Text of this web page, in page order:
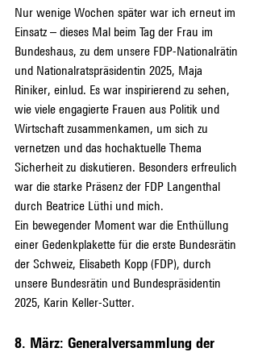
Nur wenige Wochen später war ich erneut im
Einsatz – dieses Mal beim Tag der Frau im
Bundeshaus, zu dem unsere FDP-Nationalrätin
und Nationalratspräsidentin 2025, Maja
Riniker, einlud. Es war inspirierend zu sehen,
wie viele engagierte Frauen aus Politik und
Wirtschaft zusammenkamen, um sich zu
vernetzen und das hochaktuelle Thema
Sicherheit zu diskutieren. Besonders erfreulich
war die starke Präsenz der FDP Langenthal
durch Beatrice Lüthi und mich.
Ein bewegender Moment war die Enthüllung
einer Gedenkplakette für die erste Bundesrätin
der Schweiz, Elisabeth Kopp (FDP), durch
unsere Bundesrätin und Bundespräsidentin
2025, Karin Keller-Sutter.
8. März: Generalversammlung der